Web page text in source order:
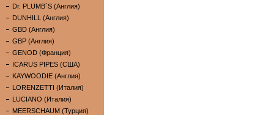
Dr. PLUMB`S (Англия)
DUNHILL (Англия)
GBD (Англия)
GBP (Англия)
GENOD (Франция)
ICARUS PIPES (США)
KAYWOODIE (Англия)
LORENZETTI (Италия)
LUCIANO (Италия)
MEERSCHAUM (Турция)